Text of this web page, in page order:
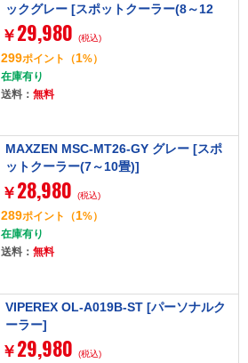
ックグレー [スポットクーラー(8～12
畳)]
￥ 29,980 (税込)
299ポイント （1%）
在庫有り
送料： 無料
MAXZEN MSC-MT26-GY グレー [スポ
ットクーラー(7～10畳)]
￥ 28,980 (税込)
289ポイント （1%）
在庫有り
送料： 無料
VIPEREX OL-A019B-ST [パーソナルク
ーラー]
￥ 29,980 (税込)